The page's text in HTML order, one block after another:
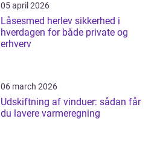
05 april 2026
Låsesmed herlev sikkerhed i
hverdagen for både private og
erhverv
06 march 2026
Udskiftning af vinduer: sådan får
du lavere varmeregning